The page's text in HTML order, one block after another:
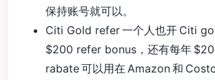
保持账号就可以。
Citi Gold refer 一个人也开 Citi
$200 refer bonus，还有每年
rabate 可以用在 Amazon 和